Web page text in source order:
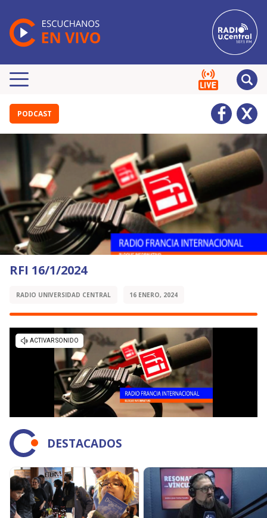
PODCAST
RFI 16/1/2024
RADIO UNIVERSIDAD CENTRAL 16 ENERO, 2024
DESTACADOS